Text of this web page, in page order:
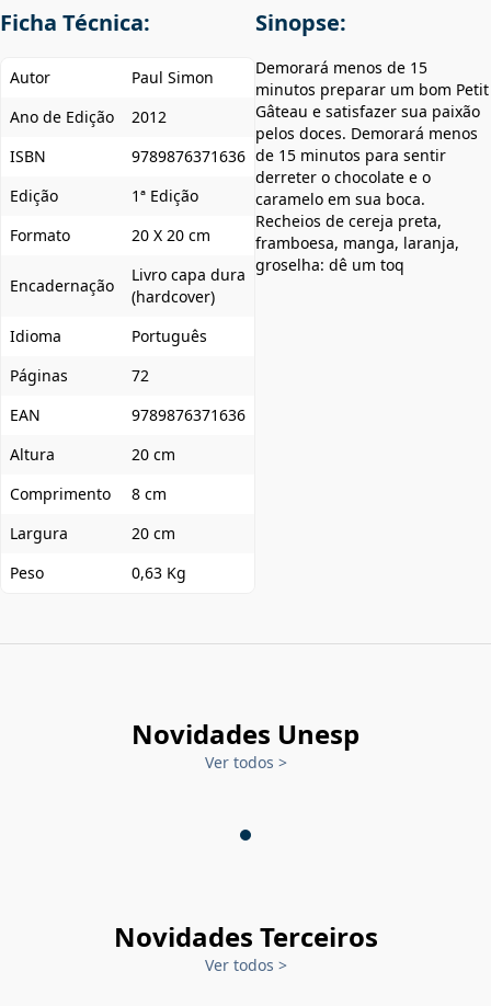
Ficha Técnica:
Autor
Paul Simon
Ano de Edição
2012
ISBN
9789876371636
Edição
1ª Edição
Formato
20 X 20 cm
Encadernação
Livro capa dura
(hardcover)
Idioma
Português
Páginas
72
EAN
9789876371636
Altura
20 cm
Comprimento
8 cm
Largura
20 cm
Peso
0,63 Kg
Sinopse:
Demorará menos de 15
minutos preparar um bom Petit
Gâteau e satisfazer sua paixão
pelos doces. Demorará menos
de 15 minutos para sentir
derreter o chocolate e o
caramelo em sua boca.
Recheios de cereja preta,
framboesa, manga, laranja,
groselha: dê um toq
Novidades Unesp
Ver todos >
Novidades Terceiros
Ver todos >